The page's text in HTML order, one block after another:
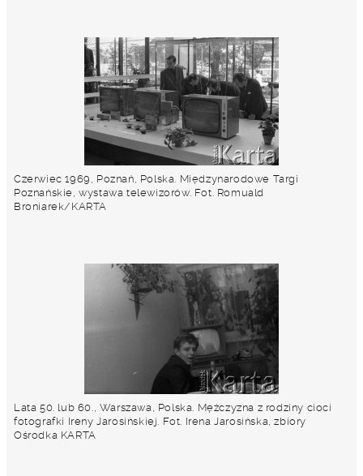
Czerwiec 1969, Poznań, Polska. Międzynarodowe Targi
Poznańskie, wystawa telewizorów. Fot. Romuald
Broniarek/KARTA
Lata 50. lub 60., Warszawa, Polska. Mężczyzna z rodziny cioci
fotografki Ireny Jarosińskiej. Fot. Irena Jarosińska, zbiory
Ośrodka KARTA